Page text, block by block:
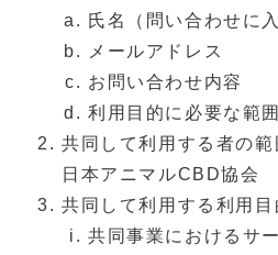
⽒名（問い合わせに
メールアドレス
お問い合わせ内容
利⽤⽬的に必要な範
共同して利⽤する者の範
⽇本アニマルCBD協会
共同して利⽤する利⽤⽬
共同事業におけるサ